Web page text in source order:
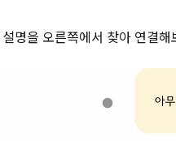
명을 오른쪽에서 찾아 연결해